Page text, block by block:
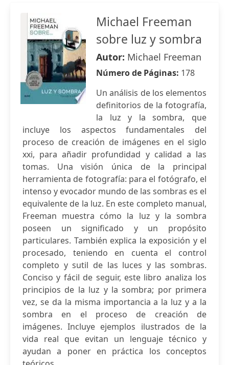
Michael Freeman
sobre luz y sombra
Autor: Michael Freeman
Número de Páginas: 178
Un análisis de los elementos
definitorios de la fotografía,
la luz y la sombra, que
incluye los aspectos fundamentales del
proceso de creación de imágenes en el siglo
xxi, para añadir profundidad y calidad a las
tomas. Una visión única de la principal
herramienta de fotografía: para el fotógrafo, el
intenso y evocador mundo de las sombras es el
equivalente de la luz. En este completo manual,
Freeman muestra cómo la luz y la sombra
poseen un significado y un propósito
particulares. También explica la exposición y el
procesado, teniendo en cuenta el control
completo y sutil de las luces y las sombras.
Conciso y fácil de seguir, este libro analiza los
principios de la luz y la sombra; por primera
vez, se da la misma importancia a la luz y a la
sombra en el proceso de creación de
imágenes. Incluye ejemplos ilustrados de la
vida real que evitan un lenguaje técnico y
ayudan a poner en práctica los conceptos